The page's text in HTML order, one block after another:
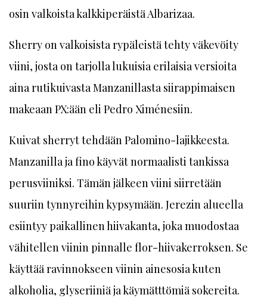
osin valkoista kalkkiperäistä Albarizaa.
Sherry on valkoisista rypäleistä tehty väkevöity
viini, josta on tarjolla lukuisia erilaisia versioita
aina rutikuivasta Manzanillasta siirappimaisen
makeaan PX:ään eli Pedro Ximénesiin.
Kuivat sherryt tehdään Palomino-lajikkeesta.
Manzanilla ja fino käyvät normaalisti tankissa
perusviiniksi. Tämän jälkeen viini siirretään
suuriin tynnyreihin kypsymään. Jerezin alueella
esiintyy paikallinen hiivakanta, joka muodostaa
vähitellen viinin pinnalle flor-hiivakerroksen. Se
käyttää ravinnokseen viinin ainesosia kuten
alkoholia, glyseriiniä ja käymätttömiä sokereita.